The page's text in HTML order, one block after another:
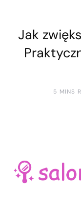
Jak
5 MINS